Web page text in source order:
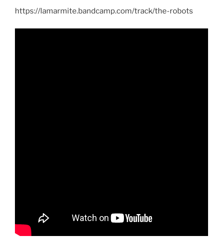
https://lamarmite.bandcamp.com/track/the-robots